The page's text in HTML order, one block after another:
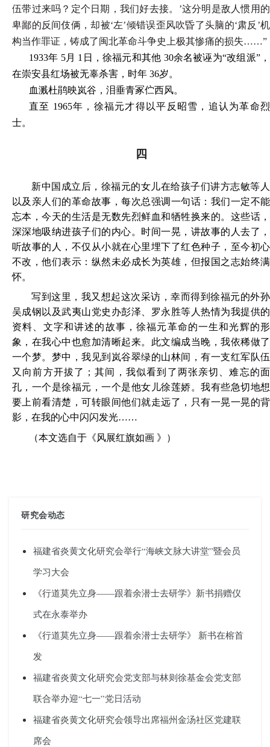
伍带过来吗？定个日期，我们好去接。’这分明是敌人惯用的
卑鄙的反间伎俩，却被‘左’倾错误歪风吹昏了头脑的‘肃反’机
构当作罪证，铸成了闽北革命斗争史上极其惨痛的损失……”
1933年 5月 1日，徐福元和其他 30余名被诬为“改组派”，
在崇安县红场被无辜杀害，时年 36岁。
血溅杜鹃映岚谷，泪垂青冢伫西风。
直至 1965年，徐福元才得以平反昭雪，追认为革命烈
士。
四
新中国成立后，徐福元的女儿在给孩子们讲方志敏等人
以及亲人们的革命故事，每次总强调一句话：我们一定不能
忘本，今天的生活是无数先烈鲜血和牺牲换来的。这些话，
深深地吸纳进孩子们的内心。时间一晃，讲故事的人去了，
听故事的人，不仅从小就在心里埋下了红色种子，至今初心
不改，他们表示：纵然未必成长为英雄，但报国之志始终满
怀。
写到这里，我又想起这次采访，幸而得到徐福元的外孙
吴成钢以及武夷山党史办彭泽、罗永胜等人热情为我提供的
资料、文字和讲述的故事，徐福元革命的一生和光辉的形
象，在我心中也愈加清晰起来。此文编成当晚，我依稀做了
一个梦。梦中，我见到岚谷翠绿的山林间，有一支红军队伍
又向前方开拔了；其间，我似看到了两张亲切、难忘的面
孔，一个是徐福元，一个是他女儿徐莲娇。我有些急切地想
要上前看清楚，可转眼间他们就走远了，只有一晃一晃的背
影，在我的心中闪闪发光……
（本文选自于《风展红旗如画 》）
研究会动态
福建省炎黄文化研究会举行“海峡文脉大讲堂”暨会员
学习大会
《行道莫先立身——跟着余潜士去研学》新书捐赠仪
式在永泰举办
《行道莫先立身——跟着余潜士去研学》 新书在榕首
发
福建省炎黄文化研究会党支部与林则徐基金会党支部
联合举办迎“七一”党日活动
福建省炎黄文化研究会领导出席福州金汤社区党建联
席会